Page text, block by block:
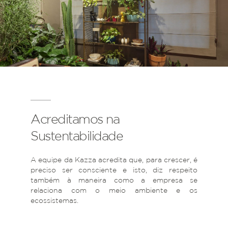
Acreditamos na
Sustentabilidade
A equipe da Kazza acredita que, para crescer, é
preciso ser consciente e isto, diz respeito
também à maneira como a empresa se
relaciona com o meio ambiente e os
ecossistemas.